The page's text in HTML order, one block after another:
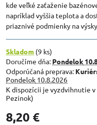
kde veľké zaťaženie
napríklad vyššia teplota a
priaznivé podmienky na
Skladom (9 ks)
Doručíme dňa: Pondelok
Pondelok 10.8.2026
Pezinok)
8,20 €